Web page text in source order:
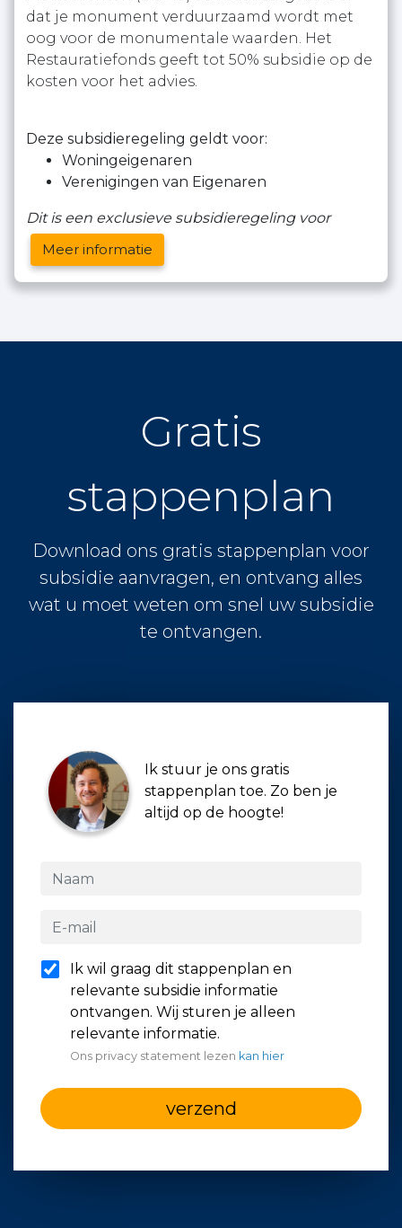
dat je monument verduurzaamd wordt met
oog voor de monumentale waarden. Het
Restauratiefonds geeft tot 50% subsidie op de
kosten voor het advies.
Deze subsidieregeling geldt voor:
Woningeigenaren
Verenigingen van Eigenaren
Dit is een exclusieve subsidieregeling voor
Meer informatie
Gratis
stappenplan
Download ons gratis stappenplan voor
subsidie aanvragen, en ontvang alles
wat u moet weten om snel uw subsidie
te ontvangen.
Ik stuur je ons gratis
stappenplan toe. Zo ben je
altijd op de hoogte!
Ik wil graag dit stappenplan en
relevante subsidie informatie
ontvangen. Wij sturen je alleen
relevante informatie.
Ons privacy statement lezen kan hier
verzend